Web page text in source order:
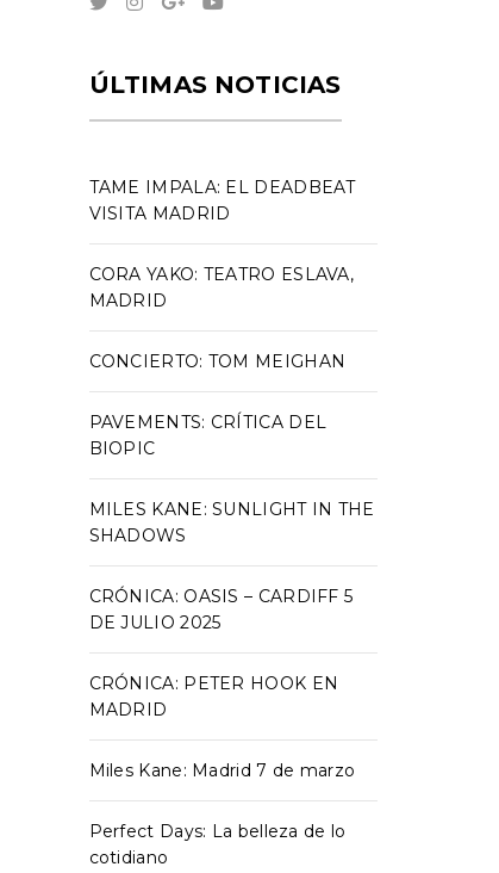
ÚLTIMAS NOTICIAS
TAME IMPALA: EL DEADBEAT
VISITA MADRID
CORA YAKO: TEATRO ESLAVA,
MADRID
CONCIERTO: TOM MEIGHAN
PAVEMENTS: CRÍTICA DEL
BIOPIC
MILES KANE: SUNLIGHT IN THE
SHADOWS
CRÓNICA: OASIS – CARDIFF 5
DE JULIO 2025
CRÓNICA: PETER HOOK EN
MADRID
Miles Kane: Madrid 7 de marzo
Perfect Days: La belleza de lo
cotidiano